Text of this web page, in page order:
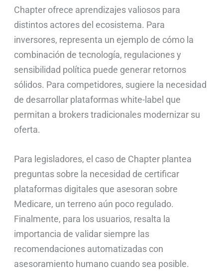
Chapter ofrece aprendizajes valiosos para
distintos actores del ecosistema. Para
inversores, representa un ejemplo de cómo la
combinación de tecnología, regulaciones y
sensibilidad política puede generar retornos
sólidos. Para competidores, sugiere la necesidad
de desarrollar plataformas white-label que
permitan a brokers tradicionales modernizar su
oferta.
Para legisladores, el caso de Chapter plantea
preguntas sobre la necesidad de certificar
plataformas digitales que asesoran sobre
Medicare, un terreno aún poco regulado.
Finalmente, para los usuarios, resalta la
importancia de validar siempre las
recomendaciones automatizadas con
asesoramiento humano cuando sea posible.